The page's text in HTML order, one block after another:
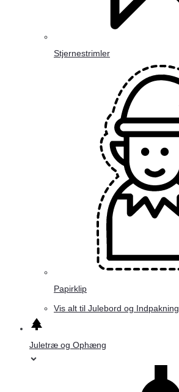
Stjernestrimler
Papirklip
Vis alt til Julebord og Indpakning
Juletræ og Ophæng